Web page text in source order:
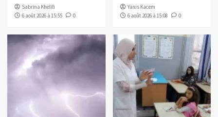
Sabrina Khelifi
6 août 2026 à 15:55
0
Yanis Kacem
6 août 2026 à 15:08
0